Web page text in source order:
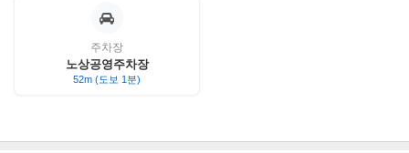
주차장
노상공영주차장
52m (도보 1분)